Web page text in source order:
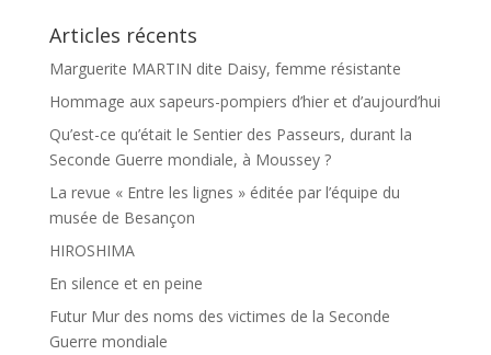
Articles récents
Marguerite MARTIN dite Daisy, femme résistante
Hommage aux sapeurs-pompiers d’hier et d’aujourd’hui
Qu’est-ce qu’était le Sentier des Passeurs, durant la
Seconde Guerre mondiale, à Moussey ?
La revue « Entre les lignes » éditée par l’équipe du
musée de Besançon
HIROSHIMA
En silence et en peine
Futur Mur des noms des victimes de la Seconde
Guerre mondiale